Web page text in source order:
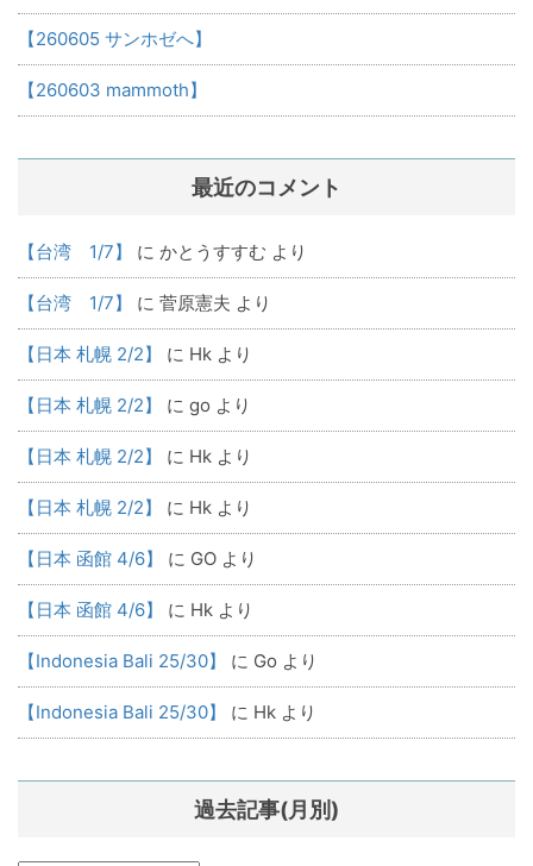
【260605 サンホゼへ】
【260603 mammoth】
最近のコメント
【台湾 1/7】 に かとうすすむ より
【台湾 1/7】 に 菅原憲夫 より
【日本 札幌 2/2】 に Hk より
【日本 札幌 2/2】 に go より
【日本 札幌 2/2】 に Hk より
【日本 札幌 2/2】 に Hk より
【日本 函館 4/6】 に GO より
【日本 函館 4/6】 に Hk より
【Indonesia Bali 25/30】 に Go より
【Indonesia Bali 25/30】 に Hk より
過去記事(月別)